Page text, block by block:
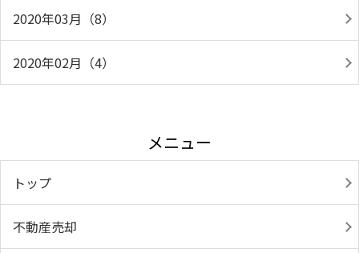
2020年03月（8）
2020年02月（4）
メニュー
トップ
不動産売却